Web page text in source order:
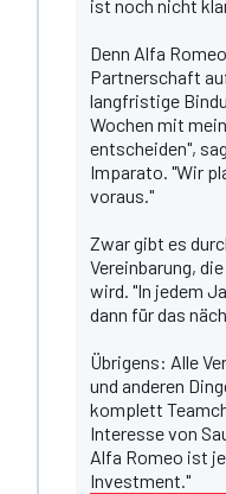
ist noch nicht
Denn Alfa
Partnerschaft
langfristige
Wochen mit
entscheiden",
Imparato. "Wir
voraus."
Zwar gibt es
Vereinbarung,
wird. "In jedem
dann für das
Übrigens: Alle
und anderen
komplett
Interesse von
Alfa Romeo ist
Investment."